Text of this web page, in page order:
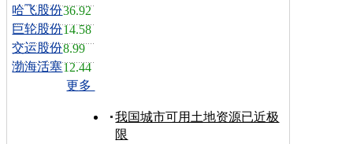
哈飞股份36.92
巨轮股份14.58
交运股份8.99
渤海活塞12.44
更多
我国城市可用土地资源已近极
限